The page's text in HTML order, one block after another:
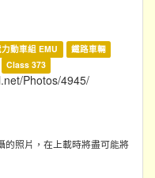
動車組 EMU
鐵路車輛
Class 373
Photos/4945/
的照片，在上載時將盡可能將